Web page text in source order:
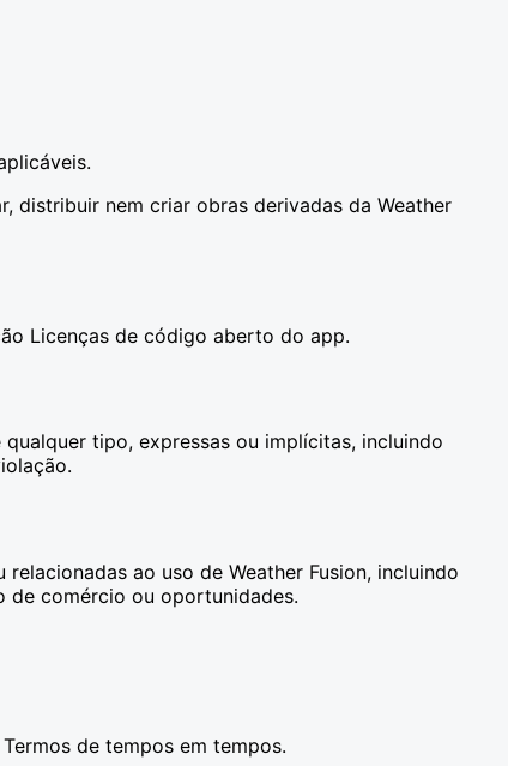
distribuir nem criar obras derivadas da Weather
Licenças de código aberto do app.
tipo, expressas ou implícitas, incluindo
ao uso de Weather Fusion, incluindo
de comércio ou oportunidades.
de tempos em tempos.